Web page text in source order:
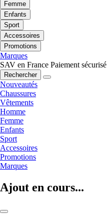
Femme
Enfants
Sport
Accessoires
Promotions
Marques
SAV en France Paiement sécurisé
Rechercher
Nouveautés
Chaussures
Vêtements
Homme
Femme
Enfants
Sport
Accessoires
Promotions
Marques
Ajout en cours...